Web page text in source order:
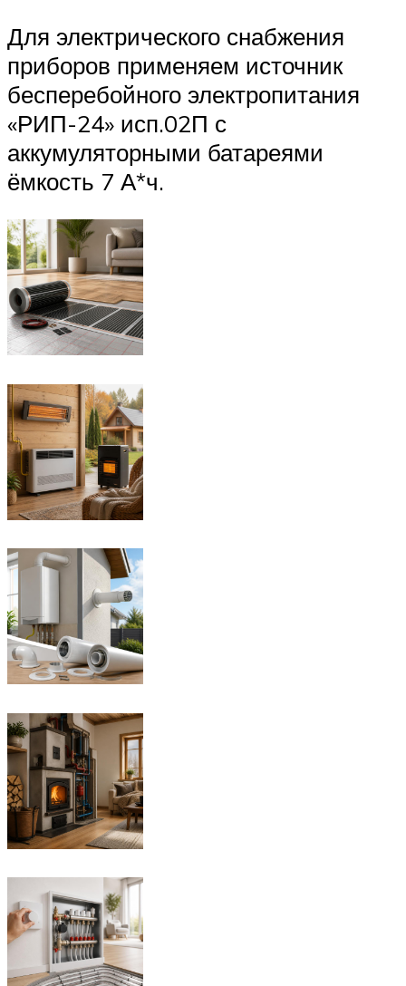
Для электрического снабжения
приборов применяем источник
бесперебойного электропитания
«РИП-24» исп.02П с
аккумуляторными батареями
ёмкость 7 А*ч.